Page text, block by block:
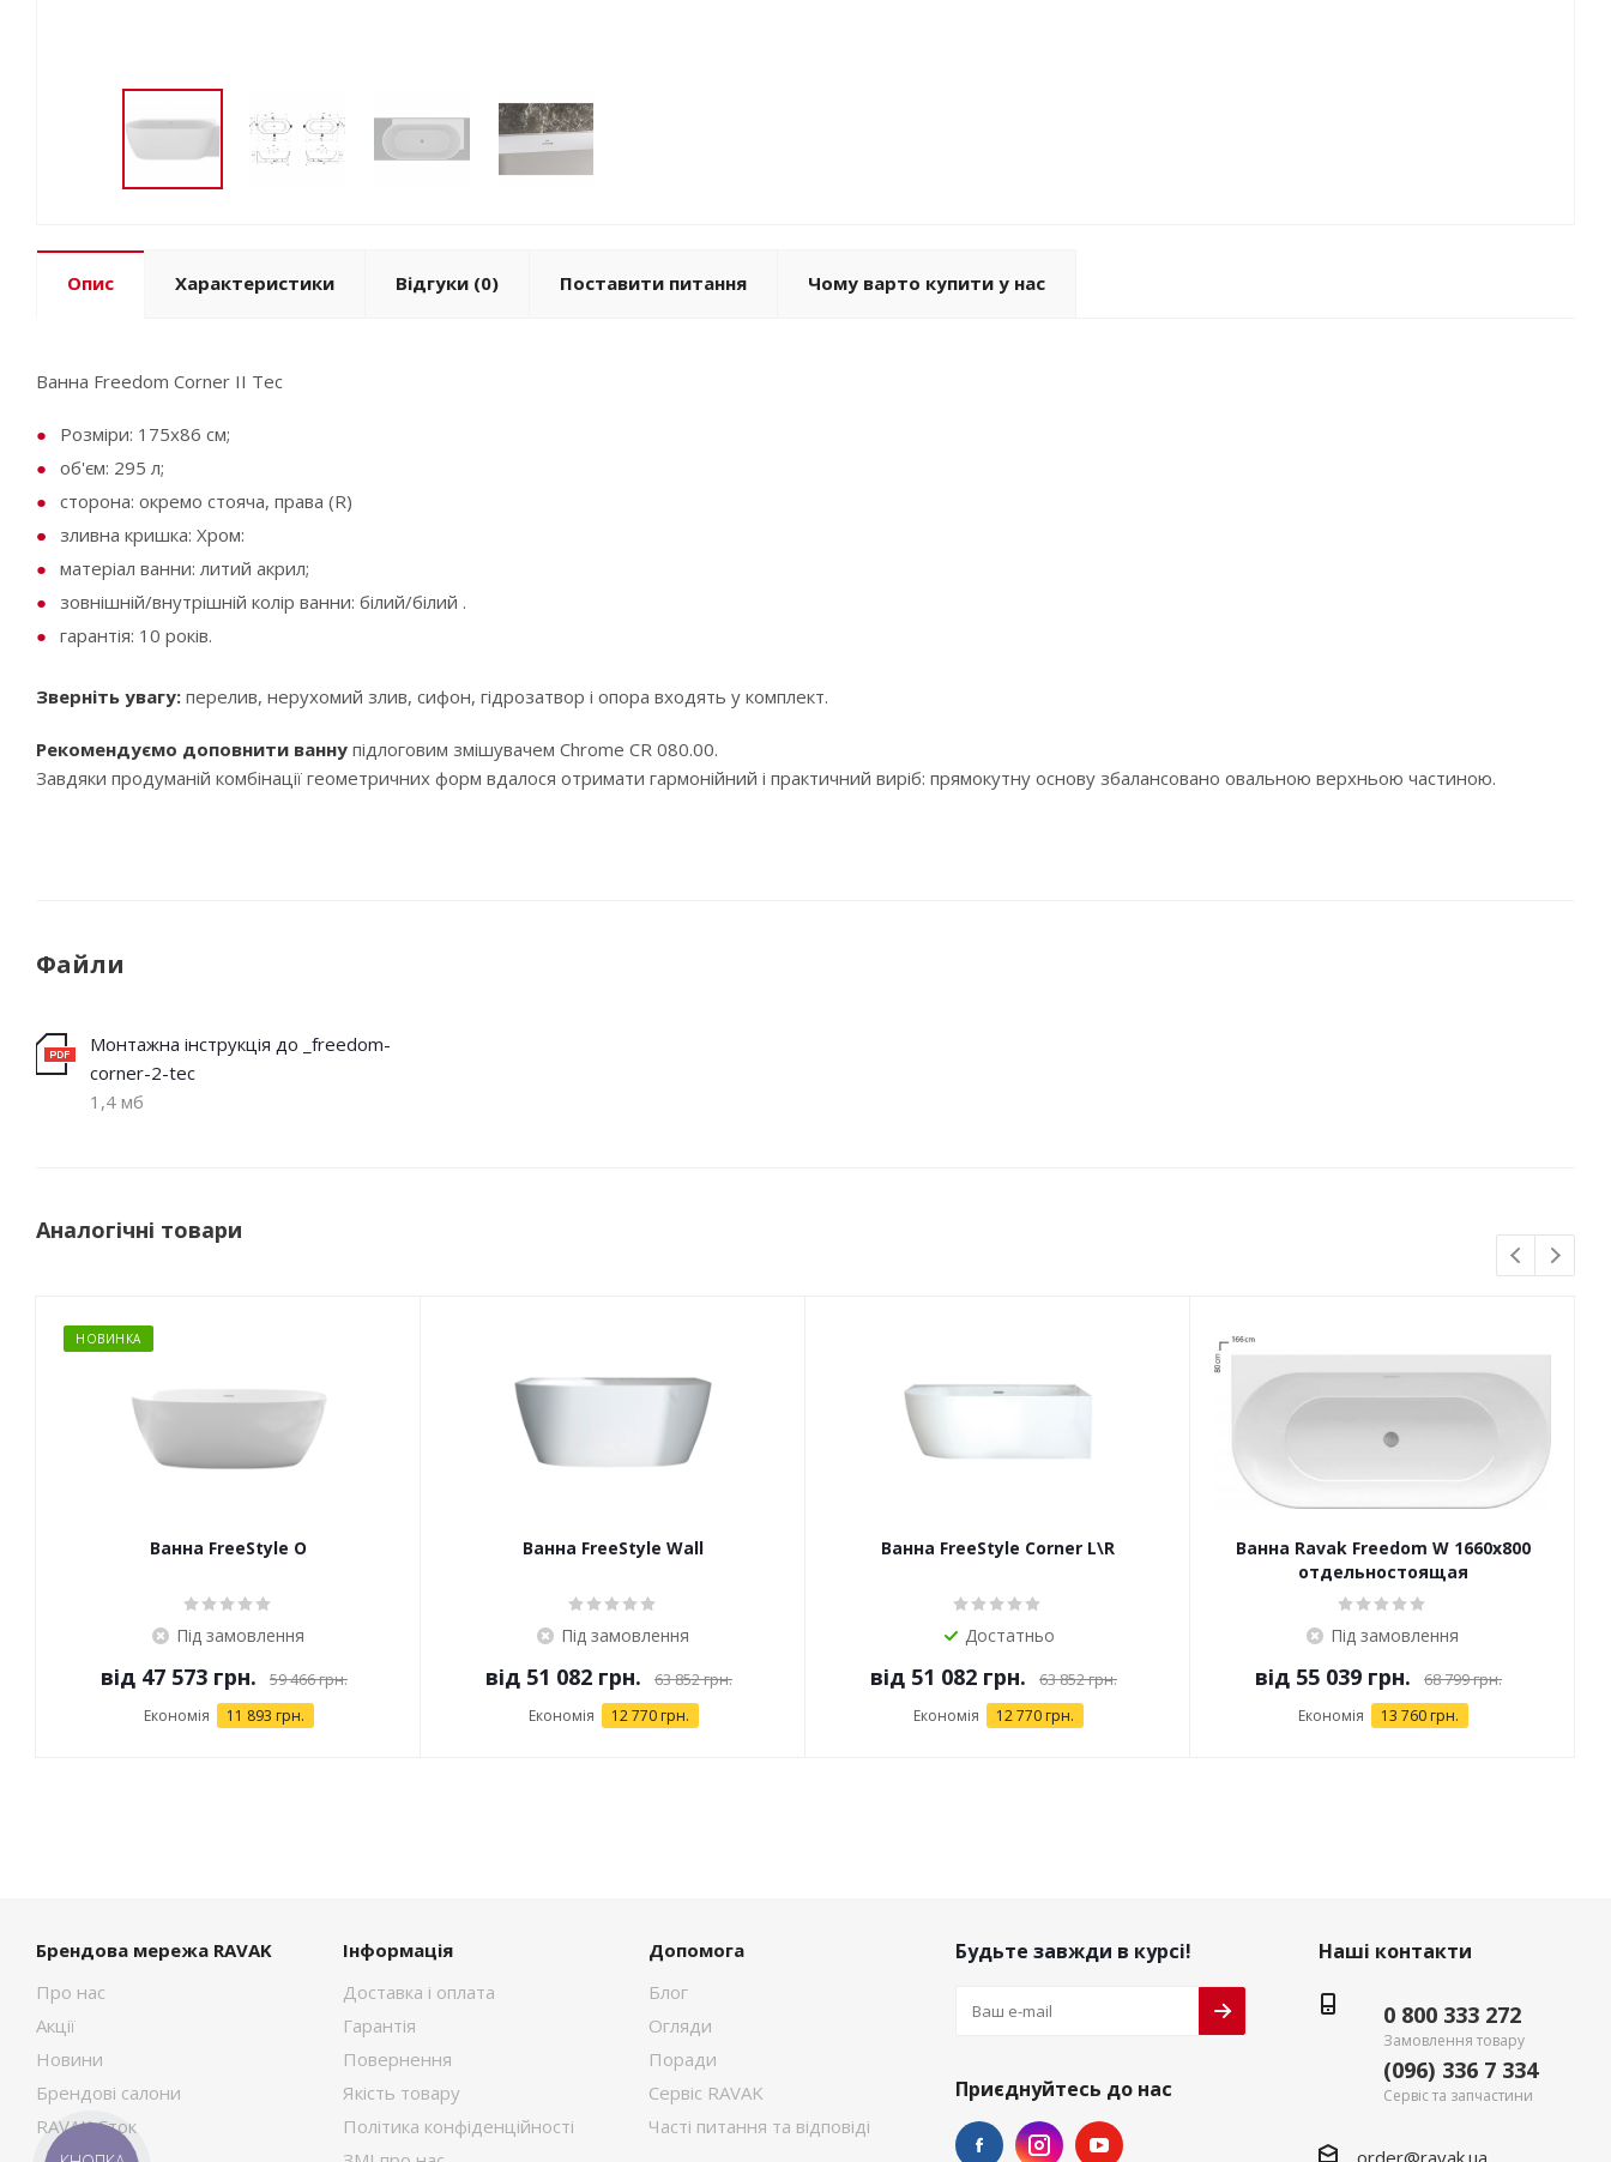
Опис Характеристики Відгуки (0) Поставити питання Чому варто купити у нас
Ванна Freedom Corner II Tec
Розміри: 175х86 см;
об'єм: 295 л;
сторона: окремо стояча, права (R)
зливна кришка: Хром:
матеріал ванни: литий акрил;
зовнішній/внутрішній колір ванни: білий/білий .
гарантія: 10 років.
Зверніть увагу: перелив, нерухомий злив, сифон, гідрозатвор і опора входять у комплект.
Рекомендуємо доповнити ванну підлоговим змішувачем Chrome CR 080.00.
Завдяки продуманій комбінації геометричних форм вдалося отримати гармонійний і практичний виріб: прямокутну основу збалансовано овальною верхньою частиною.
Файли
Монтажна інструкція до _freedom-
corner-2-tec
1,4 мб
Аналогічні товари
НОВИНКА
Ванна FreeStyle O
Під замовлення
від 47 573 грн. 59 466 грн.
Економія 11 893 грн.
Ванна FreeStyle Wall
Під замовлення
від 51 082 грн. 63 852 грн.
Економія 12 770 грн.
Ванна FreeStyle Corner L\R
Достатньо
від 51 082 грн. 63 852 грн.
Економія 12 770 грн.
Ванна Ravak Freedom W 1660x800
отдельностоящая
Під замовлення
від 55 039 грн. 68 799 грн.
Економія 13 760 грн.
Брендова мережа RAVAK
Про нас
Акції
Новини
Брендові салони
RAVAK Сток
Інформація
Доставка і оплата
Гарантія
Повернення
Якість товару
Політика конфіденційності
Допомога
Блог
Огляди
Поради
Сервіс RAVAK
Часті питання та відповіді
Будьте завжди в курсі!
Приєднуйтесь до нас
Наші контакти
0 800 333 272
Замовлення товару
(096) 336 7 334
Сервіс та запчастини
order@ravak.ua